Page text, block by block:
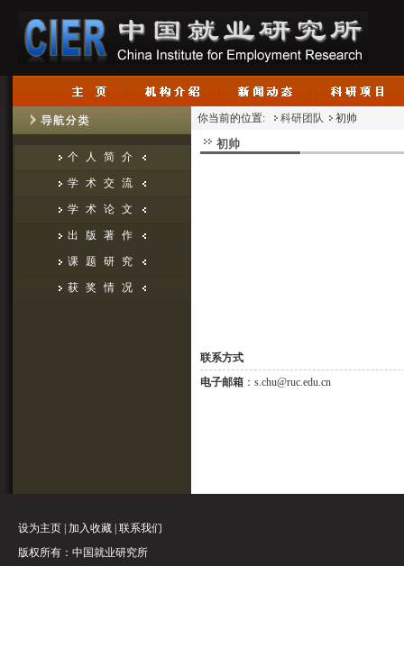
个人简介
学术交流
学术论文
出版著作
课题研究
获奖情况
你当前的位置: 科研团队 初帅
初帅
联系方式
电子邮箱 ：s.chu@ruc.edu.cn
设为主页 加入收藏 联系我们
版权所有：中国就业研究所